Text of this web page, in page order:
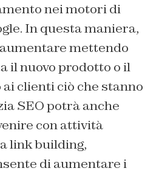
nei motori di
In questa maniera,
mettendo
il nuovo prodotto o il
clienti ciò che stanno
SEO potrà anche
con attività
link building,
di aumentare i